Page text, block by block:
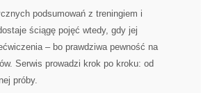
podsumowań z treningiem i
ściągę pojęć wtedy, gdy jej
– bo prawdziwa pewność na
Serwis prowadzi krok po kroku: od
próby.